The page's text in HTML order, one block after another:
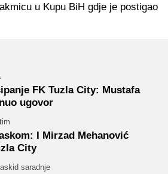
u Kupu BiH gdje je postigao
FK Tuzla City: Mustafa
ugovor
I Mirzad Mehanović
City
saradnje